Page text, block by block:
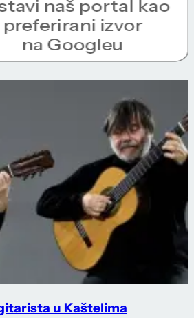
u Kaštelima